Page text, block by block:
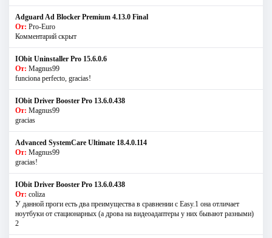
Adguard Ad Blocker Premium 4.13.0 Final
От: Pro-Euro
Комментарий скрыт
IObit Uninstaller Pro 15.6.0.6
От: Magnus99
funciona perfecto, gracias!
IObit Driver Booster Pro 13.6.0.438
От: Magnus99
gracias
Advanced SystemCare Ultimate 18.4.0.114
От: Magnus99
gracias!
IObit Driver Booster Pro 13.6.0.438
От: coliza
У данной проги есть два преимущества в сравнении с Easy.1 она отличает
ноутбуки от стационарных (а дрова на видеоадаптеры у них бывают разными)
2